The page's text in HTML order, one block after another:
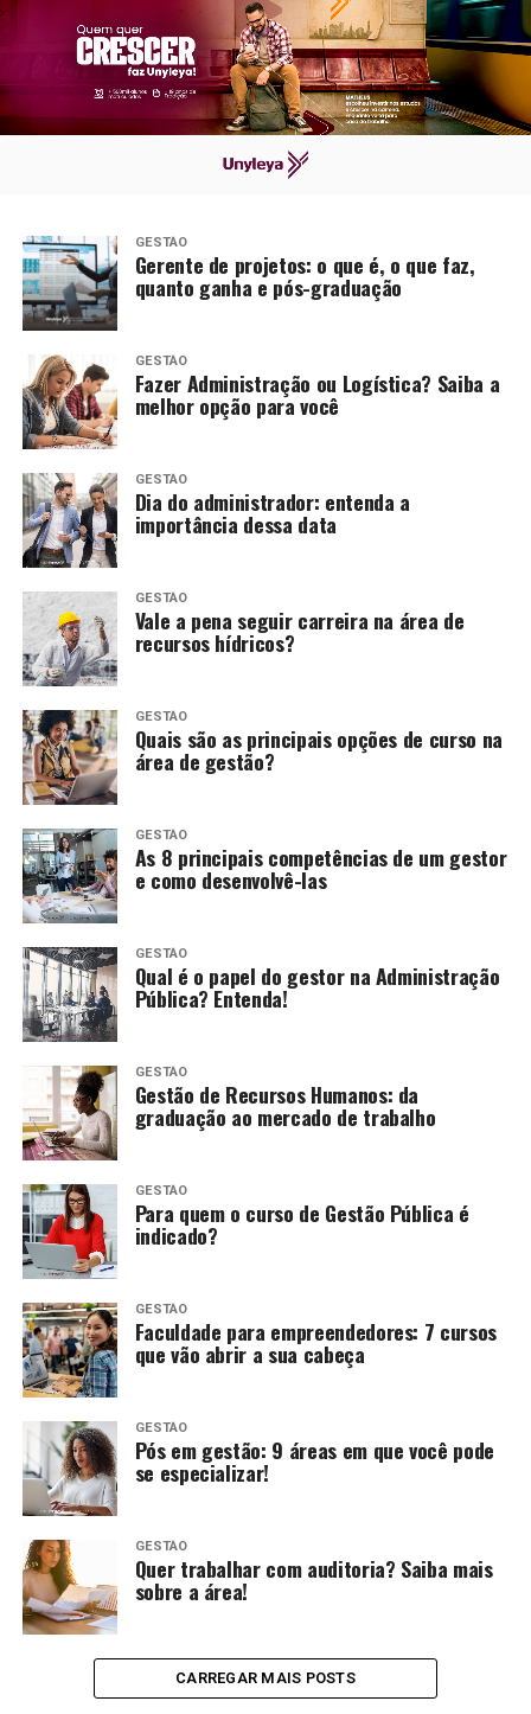
GESTÃO
Gerente de projetos: o que é, o que faz,
quanto ganha e pós-graduação
GESTÃO
Fazer Administração ou Logística? Saiba a
melhor opção para você
GESTÃO
Dia do administrador: entenda a
importância dessa data
GESTÃO
Vale a pena seguir carreira na área de
recursos hídricos?
GESTÃO
Quais são as principais opções de curso na
área de gestão?
GESTÃO
As 8 principais competências de um gestor
e como desenvolvê-las
GESTÃO
Qual é o papel do gestor na Administração
Pública? Entenda!
GESTÃO
Gestão de Recursos Humanos: da
graduação ao mercado de trabalho
GESTÃO
Para quem o curso de Gestão Pública é
indicado?
GESTÃO
Faculdade para empreendedores: 7 cursos
que vão abrir a sua cabeça
GESTÃO
Pós em gestão: 9 áreas em que você pode
se especializar!
GESTÃO
Quer trabalhar com auditoria? Saiba mais
sobre a área!
CARREGAR MAIS POSTS